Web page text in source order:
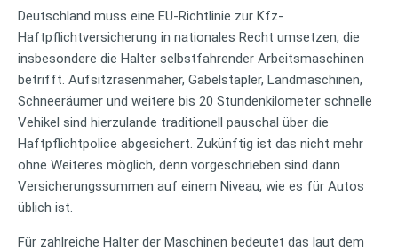
Deutschland muss eine EU-Richtlinie zur Kfz-
Haftpflichtversicherung in nationales Recht umsetzen, die
insbesondere die Halter selbstfahrender Arbeitsmaschinen
betrifft. Aufsitzrasenmäher, Gabelstapler, Landmaschinen,
Schneeräumer und weitere bis 20 Stundenkilometer schnelle
Vehikel sind hierzulande traditionell pauschal über die
Haftpflichtpolice abgesichert. Zukünftig ist das nicht mehr
ohne Weiteres möglich, denn vorgeschrieben sind dann
Versicherungssummen auf einem Niveau, wie es für Autos
üblich ist.
Für zahlreiche Halter der Maschinen bedeutet das laut dem